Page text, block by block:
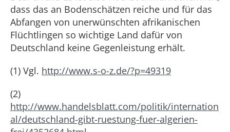
dass das an Bodenschätzen reiche und für das
Abfangen von unerwünschten afrikanischen
Flüchtlingen so wichtige Land dafür von
Deutschland keine Gegenleistung erhält.
(1) Vgl. http://www.s-o-z.de/?p=49319
(2)
http://www.handelsblatt.com/politik/internation
al/deutschland-gibt-ruestung-fuer-algerien-